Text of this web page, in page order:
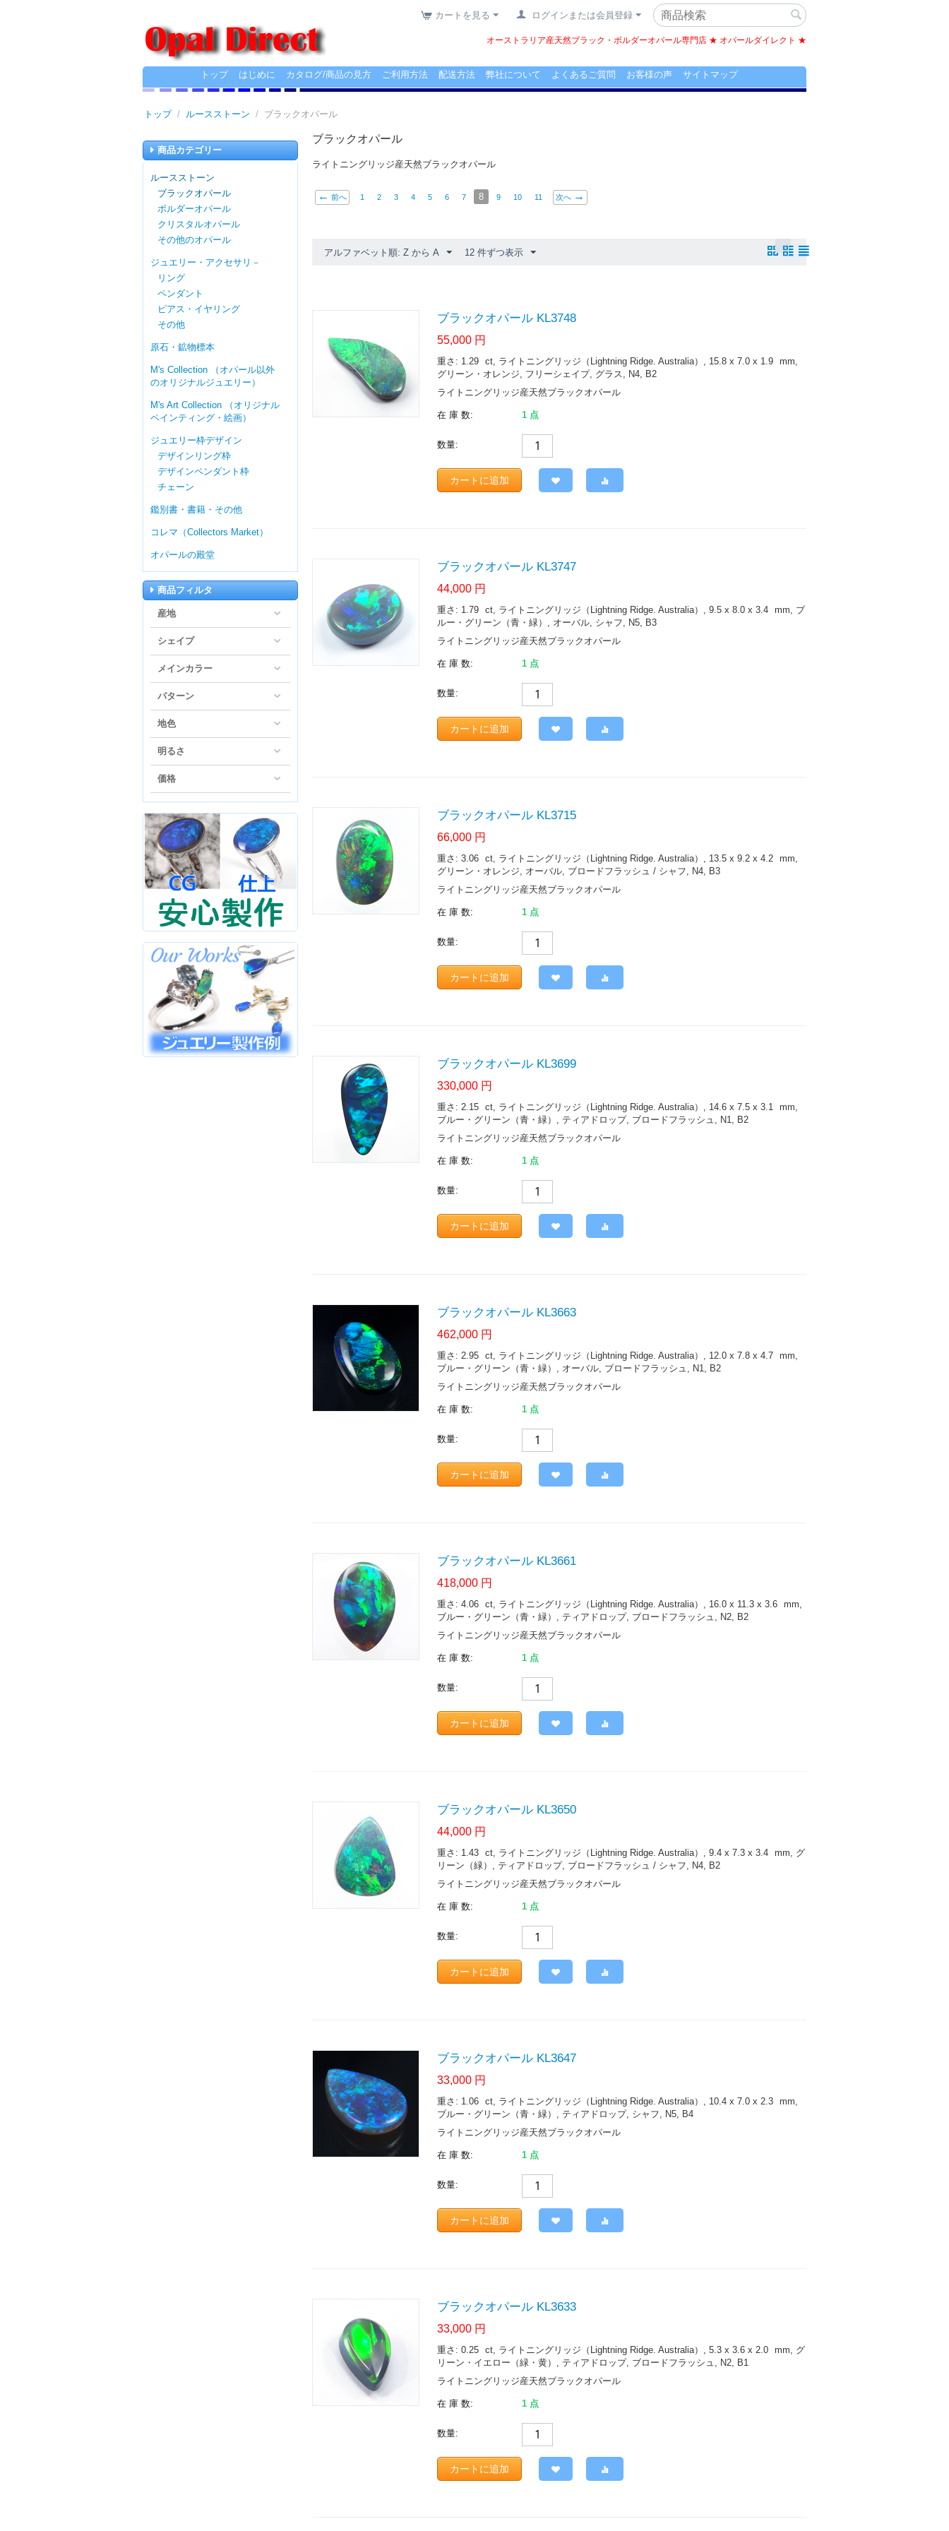
ログインまたは会員登録
カートを見る
オーストラリア産天然ブラック・ボルダーオパール専門店 ★ オパールダイレクト ★
トップ はじめに カタログ/商品の見方 ご利用方法 配送方法 弊社について よくあるご質問 お客様の声 サイトマップ
トップ / ルースストーン / ブラックオパール
商品カテゴリー
ルースストーン
ブラックオパール
ボルダーオパール
クリスタルオパール
その他のオパール
ジュエリー・アクセサリ－
リング
ペンダント
ピアス・イヤリング
その他
原石・鉱物標本
M's Collection （オパール以外
のオリジナルジュエリー）
M's Art Collection （オリジナル
ペインティング・絵画）
ジュエリー枠デザイン
デザインリング枠
デザインペンダント枠
チェーン
鑑別書・書籍・その他
コレマ（Collectors Market）
オパールの殿堂
商品フィルタ
産地
シェイプ
メインカラー
パターン
地色
明るさ
価格
ブラックオパール
ライトニングリッジ産天然ブラックオパール
前へ 1 2 3 4 5 6 7 8 9 10 11 次へ
アルファベット順: Z から A 12 件ずつ表示
ブラックオパール KL3748
55,000 円
重さ: 1.29 ct , ライトニングリッジ（Lightning Ridge. Australia）, 15.8 x 7.0 x 1.9 mm
グリーン・オレンジ, フリーシェイプ, グラス, N4, B2
ライトニングリッジ産天然ブラックオパール
在 庫 数: 1 点
数量:
カートに追加
ブラックオパール KL3747
44,000 円
重さ: 1.79 ct , ライトニングリッジ（Lightning Ridge. Australia）, 9.5 x 8.0 x 3.4 mm , ブ
ルー・グリーン（青・緑）, オーバル, シャフ, N5, B3
ライトニングリッジ産天然ブラックオパール
在 庫 数: 1 点
数量:
カートに追加
ブラックオパール KL3715
66,000 円
重さ: 3.06 ct , ライトニングリッジ（Lightning Ridge. Australia）, 13.5 x 9.2 x 4.2 mm
グリーン・オレンジ, オーバル, ブロードフラッシュ / シャフ, N4, B3
ライトニングリッジ産天然ブラックオパール
在 庫 数: 1 点
数量:
カートに追加
ブラックオパール KL3699
330,000 円
重さ: 2.15 ct , ライトニングリッジ（Lightning Ridge. Australia）, 14.6 x 7.5 x 3.1 mm
ブルー・グリーン（青・緑）, ティアドロップ, ブロードフラッシュ, N1, B2
ライトニングリッジ産天然ブラックオパール
在 庫 数: 1 点
数量:
カートに追加
ブラックオパール KL3663
462,000 円
重さ: 2.95 ct , ライトニングリッジ（Lightning Ridge. Australia）, 12.0 x 7.8 x 4.7 mm
ブルー・グリーン（青・緑）, オーバル, ブロードフラッシュ, N1, B2
ライトニングリッジ産天然ブラックオパール
在 庫 数: 1 点
数量:
カートに追加
ブラックオパール KL3661
418,000 円
重さ: 4.06 ct , ライトニングリッジ（Lightning Ridge. Australia）, 16.0 x 11.3 x 3.6 mm
ブルー・グリーン（青・緑）, ティアドロップ, ブロードフラッシュ, N2, B2
ライトニングリッジ産天然ブラックオパール
在 庫 数: 1 点
数量:
カートに追加
ブラックオパール KL3650
44,000 円
重さ: 1.43 ct , ライトニングリッジ（Lightning Ridge. Australia）, 9.4 x 7.3 x 3.4 mm , グ
リーン（緑）, ティアドロップ, ブロードフラッシュ / シャフ, N4, B2
ライトニングリッジ産天然ブラックオパール
在 庫 数: 1 点
数量:
カートに追加
ブラックオパール KL3647
33,000 円
重さ: 1.06 ct , ライトニングリッジ（Lightning Ridge. Australia）, 10.4 x 7.0 x 2.3 mm
ブルー・グリーン（青・緑）, ティアドロップ, シャフ, N5, B4
ライトニングリッジ産天然ブラックオパール
在 庫 数: 1 点
数量:
カートに追加
ブラックオパール KL3633
33,000 円
重さ: 0.25 ct , ライトニングリッジ（Lightning Ridge. Australia）, 5.3 x 3.6 x 2.0 mm , グ
リーン・イエロー（緑・黄）, ティアドロップ, ブロードフラッシュ, N2, B1
ライトニングリッジ産天然ブラックオパール
在 庫 数: 1 点
数量:
カートに追加